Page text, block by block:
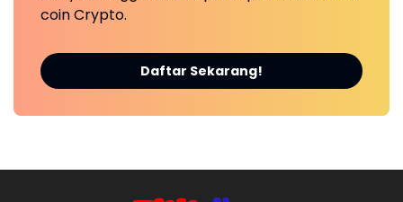
coin Crypto.
Daftar Sekarang!